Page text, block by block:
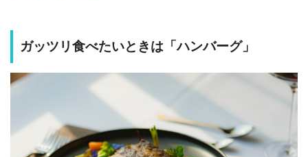
ガッツリ食べたいときは「ハンバーグ」